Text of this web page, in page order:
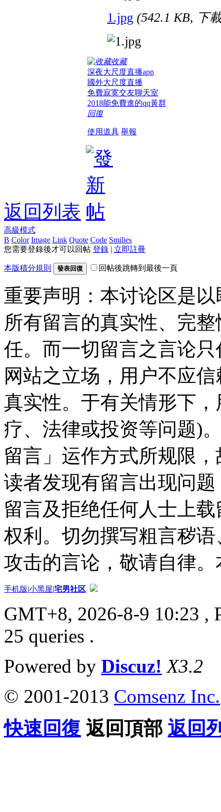
1.jpg (542.1 KB, 下
收藏
深夜大尺度直播app
國外大尺度直播
免費寂寞交友聊天室
2018能免費進的qq黃群
回復
使用道具 舉報
返回列表
高級模式
B Color Image Link Quote Code Smilies
您需要登錄後才可以回帖 登錄 | 立即註冊
本版積分規則 發表回復 回帖後跳轉到最後一頁
重要声明：本讨论区是
所有留言的真实性、完
任。而一切留言之言论
网站之立场，用户不应
真实性。于有关情形下
疗、法律或投资等问题)
留言」运作方式所规限
读者发现有留言出现问
留言及拒绝任何人士上
权利。切勿撰写粗言秽
攻击的言论，敬请自律
手机版|小黑屋|宅男社区
GMT+8, 2026-8-9 10:23 ,
25 queries .
Powered by Discuz! X3.2
© 2001-2013 Comsenz Inc.
快速回復 返回頂部 返回